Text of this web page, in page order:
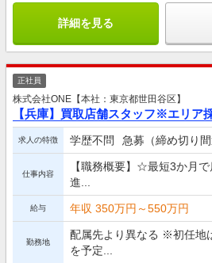
詳細を見る
正社員
株式会社ONE【本社：東京都世田谷区】
【兵庫】買取店舗スタッフ※エリア
求人の特徴 学歴不問 急募（締め切り間
仕事内容
【職務概要】☆最短3か月
進...
給与 年収 350万円～550万円
勤務地
配属先より異なる ※初任地
を予定...